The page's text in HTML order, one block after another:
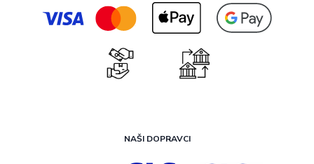
NAŠI DOPRAVCI